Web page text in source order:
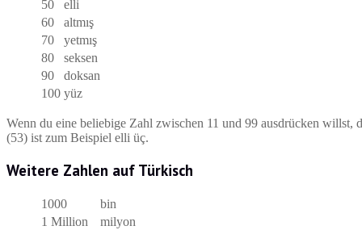
50
elli
60
altmış
70
yetmış
80
seksen
90
doksan
100 yüz
Wenn du eine beliebige Zahl zwischen 11 und 99 ausdrücken
(53) ist zum Beispiel elli üç.
Weitere Zahlen auf Türkisch
1000
bin
1 Million
milyon